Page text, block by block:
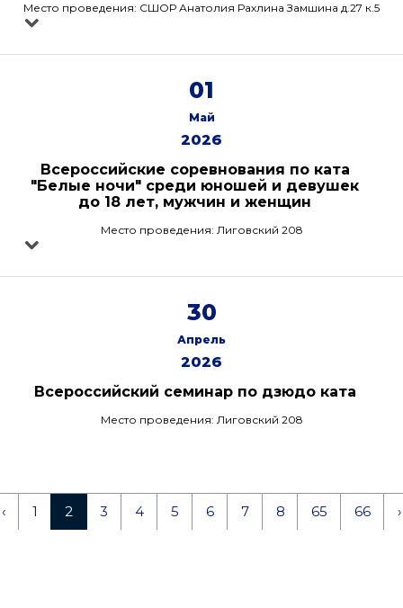
Место проведения: СШОР Анатолия Рахлина Замшина д.27 к.5
01
Май
2026
Всероссийские соревнования по ката
"Белые ночи" среди юношей и девушек
до 18 лет, мужчин и женщин
Место проведения: Лиговский 208
30
Апрель
2026
Всероссийский семинар по дзюдо ката
Место проведения: Лиговский 208
‹ 1 2 3 4 5 6 7 8 65 66 ›